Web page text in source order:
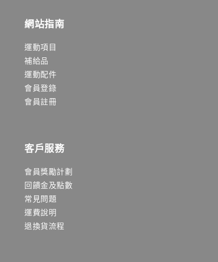
網站指南
運動項目
補給品
運動配件
會員登錄
會員註冊
客戶服務
會員獎勵計劃
回饋金及點數
常見問題
運費說明
退換貨流程